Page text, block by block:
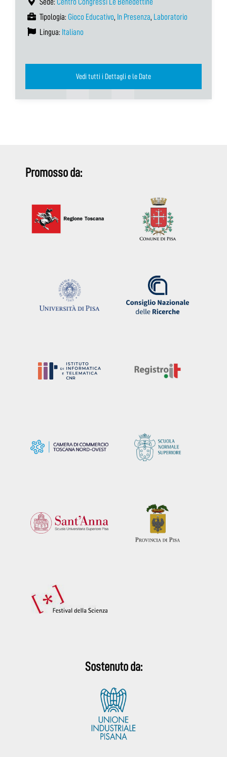
Tipologia: Gioco Educativo, In Presenza, Laboratorio
Lingua: Italiano
Vedi tutti i Dettagli e le Date
Promosso da:
Sostenuto da: